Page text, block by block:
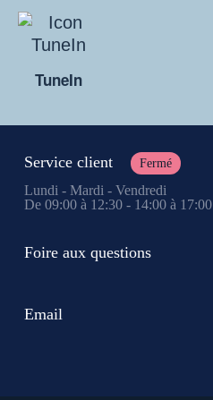
TuneIn
Service client Fermé
Lundi - Mardi - Vendredi
De 09:00 à 12:30 - 14:00 à 17:00
Foire aux questions
Email